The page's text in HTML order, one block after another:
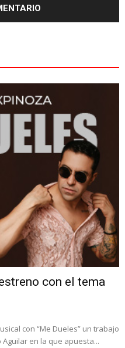
con el tema
con “Me Dueles” un trabajo
en la que apuesta...